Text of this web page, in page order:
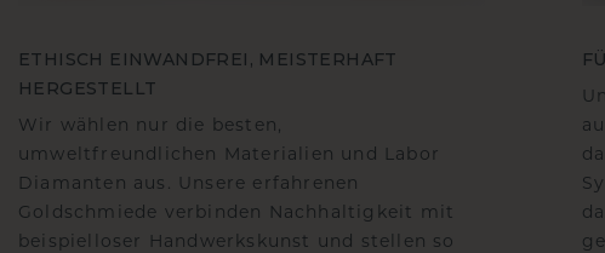
ETHISCH EINWANDFREI, MEISTERHAFT
HERGESTELLT
Wir wählen nur die besten,
umweltfreundlichen Materialien und Labor
Diamanten aus. Unsere erfahrenen
Goldschmiede verbinden Nachhaltigkeit mit
beispielloser Handwerkskunst und stellen so